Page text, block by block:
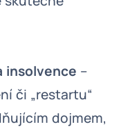
insolvence –
či „restartu“
dojmem,